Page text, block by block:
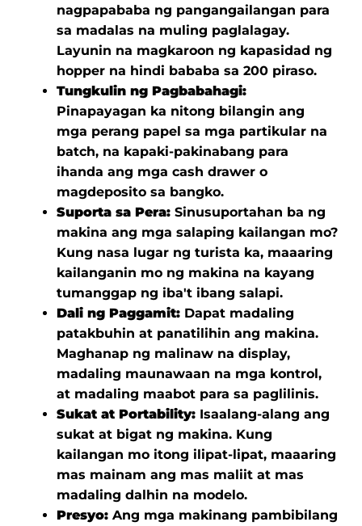
nagpapababa ng pangangailangan para
sa madalas na muling paglalagay.
Layunin na magkaroon ng kapasidad ng
hopper na hindi bababa sa 200 piraso.
Tungkulin ng Pagbabahagi:
Pinapayagan ka nitong bilangin ang
mga perang papel sa mga partikular na
batch, na kapaki-pakinabang para
ihanda ang mga cash drawer o
magdeposito sa bangko.
Suporta sa Pera: Sinusuportahan ba ng
makina ang mga salaping kailangan mo?
Kung nasa lugar ng turista ka, maaaring
kailanganin mo ng makina na kayang
tumanggap ng iba't ibang salapi.
Dali ng Paggamit: Dapat madaling
patakbuhin at panatilihin ang makina.
Maghanap ng malinaw na display,
madaling maunawaan na mga kontrol,
at madaling maabot para sa paglilinis.
Sukat at Portability: Isaalang-alang ang
sukat at bigat ng makina. Kung
kailangan mo itong ilipat-lipat, maaaring
mas mainam ang mas maliit at mas
madaling dalhin na modelo.
Presyo: Ang mga makinang pambibilang